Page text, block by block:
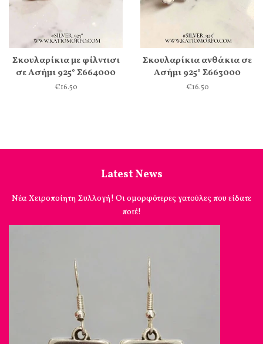
Σκουλαρίκια με φίλντισι
σε Ασήμι 925° Σ664000
€16.50
Σκουλαρίκια ανθάκια σε
Ασήμι 925° Σ663000
€16.50
Latest News
Νέα Χειροποίητη Συλλογή! Οι ομορφότερες γατούλες που είδατε
ποτέ!